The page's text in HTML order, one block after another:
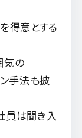
得意とする
気の
手法も披
員は聞き入